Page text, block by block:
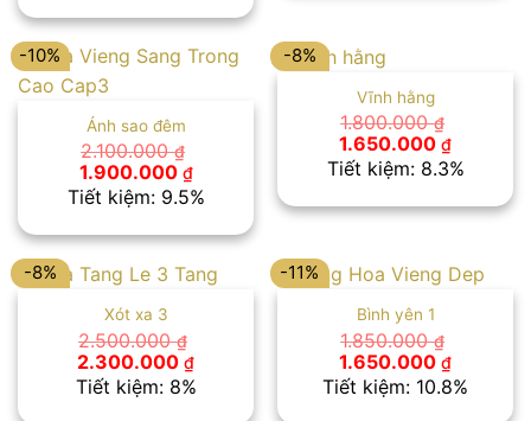
2.200.000 ₫.
-10%
Ánh sao đêm
2.100.000₫
Giá
gốc
là:
1.900.000 ₫Giá
hiện
tại
1.900.000 ₫.
Tiết kiệm: 9.5%
-8%
Vĩnh hằng
1.800.000₫
Giá
gốc
là:
1.650.000 ₫Giá
hiện
tại
Tiết kiệm: 8.3%
-8%
Xót xa 3
2.500.000₫
Giá
gốc
là:
2.300.000 ₫Giá
hiện
tại
Tiết kiệm: 8%
-11%
Bình yên 1
1.850.000₫
Giá
gốc
là:
1.650.000 ₫Giá
hiện
tại
Tiết kiệm: 10.8%